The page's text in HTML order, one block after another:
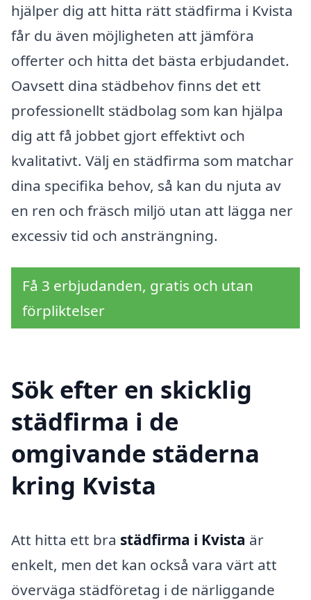
hjälper dig att hitta rätt städfirma i Kvista
får du även möjligheten att jämföra
offerter och hitta det bästa erbjudandet.
Oavsett dina städbehov finns det ett
professionellt städbolag som kan hjälpa
dig att få jobbet gjort effektivt och
kvalitativt. Välj en städfirma som matchar
dina specifika behov, så kan du njuta av
en ren och fräsch miljö utan att lägga ner
excessiv tid och ansträngning.
Få 3 erbjudanden, gratis och utan
förpliktelser
Sök efter en skicklig
städfirma i de
omgivande städerna
kring Kvista
Att hitta ett bra städfirma i Kvista är
enkelt, men det kan också vara värt att
överväga städföretag i de närliggande